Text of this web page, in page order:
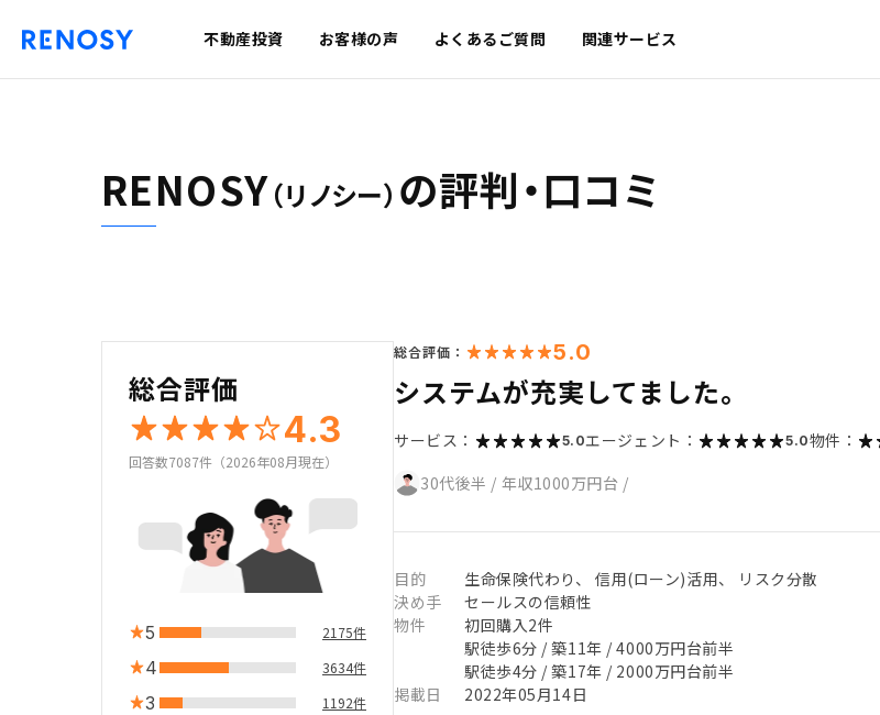
不動産投資 お客様の声 よくあるご質問 関連サービス
RENOSY（リノシー） の評判・口コミ
総合評価
4.3
回答数7087件（2026年08月現在）
5 2175件
4 3634件
3 1192件
総合評価： 5.0
システムが充実してました。
サービス： 5.0エージェント： 5.0物件：
30代後半 / 年収1000万円台 /
目的
生命保険代わり、 信用(ローン)活用、 リスク分散
決め手
セールスの信頼性
物件
初回購入2件
駅徒歩6分 / 築11年 / 4000万円台前半
駅徒歩4分 / 築17年 / 2000万円台前半
掲載日
2022年05月14日